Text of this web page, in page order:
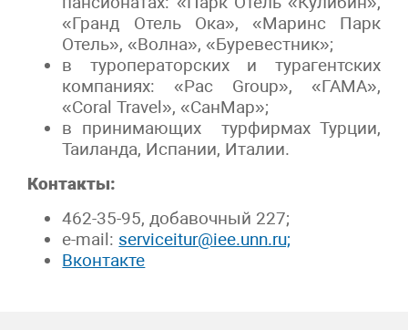
«Гранд Отель Ока», «Маринс Парк
Отель», «Волна», «Буревестник»;
в туроператорских и турагентских
компаниях: «Pac Group», «ГАМА»,
«Coral Travel», «СанМар»;
в принимающих турфирмах Турции,
Таиланда, Испании, Италии.
Контакты:
462-35-95, добавочный 227;
e-mail: serviceitur@iee.unn.ru;
Вконтакте